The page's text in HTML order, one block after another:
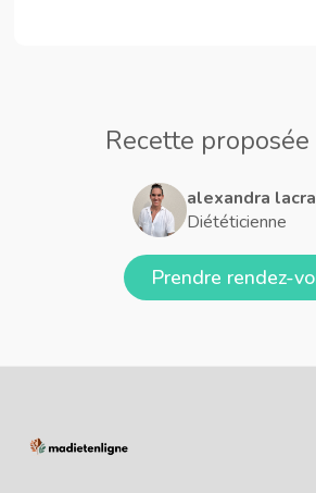
Recette proposée
alexandra
Diététicienne
Prendre rendez-